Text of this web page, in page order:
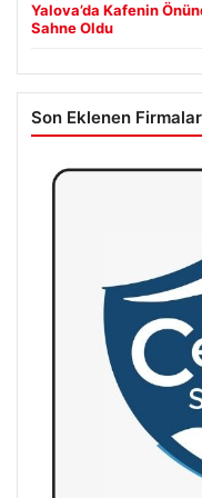
Yalova’da Kafenin
Sahne Oldu
Son Eklenen Firmalar